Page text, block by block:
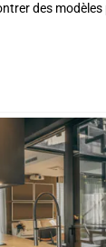
des